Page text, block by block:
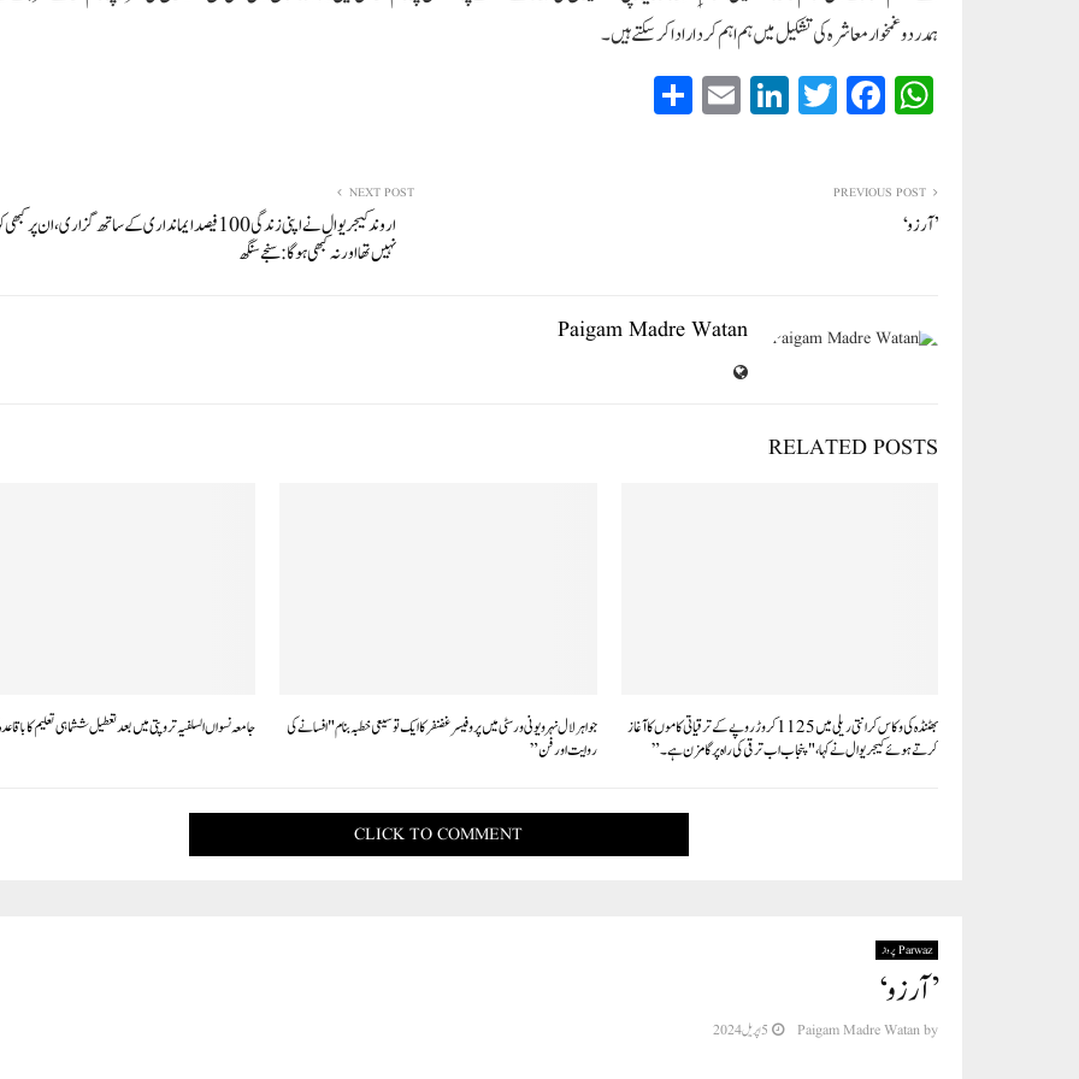
ہمدرد وغمخوار معاشرہ کی تشکیل میں ہم اہم کردار ادا کرسکتے ہیں۔
W
ha
A
Fa
ce
ok
T
wi
Li
nk
E
m
PREVIOUS POST
’آرزو‘
NEXT POST
اروند کیجریوال نے اپنی زندگی 100 فیصد ایمانداری کے ساتھ گزاری، ان
نہیں تھا اور نہ کبھی ہوگا: سنجے سنگھ
Paigam Madre Watan
RELATED POSTS
بھٹنڈہ کی وکاس کرانتی ریلی میں 1125 کروڑ روپے کے ترقیاتی کاموں کا آغاز
کرتے ہوئے کیجریوال نے کہا، "پنجاب اب ترقی کی راہ پر گامزن ہے۔”
جواہر لال نہرو یونی ورسٹی میں پروفیسر غضنفر کا ایک توسیعی خطبہ بنام "افسانے کی
روایت اور فن”
جامعہ نسواں السلفیہ تروپتی میں بعد تعطیل ششماہی تعلیم کا
CLICK TO COMMENT
Parwaz پرواز
’آرزو‘
by
Paigam Madre Watan 5 اپریل 2024